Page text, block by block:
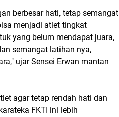
berbesar hati, tetap semangat
menjadi atlet tingkat
yang belum mendapat juara,
semangat latihan nya,
ujar Sensei Erwan mantan
agar tetap rendah hati dan
FKTI ini lebih